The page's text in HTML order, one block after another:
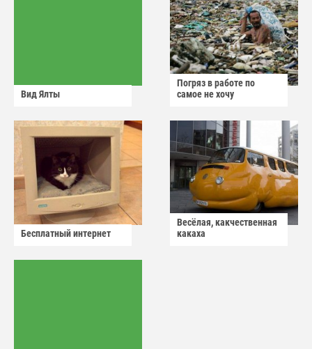
Вид Ялты
Погряз в работе по
самое не хочу
Бесплатный интернет
Весёлая, какчественная
какаха